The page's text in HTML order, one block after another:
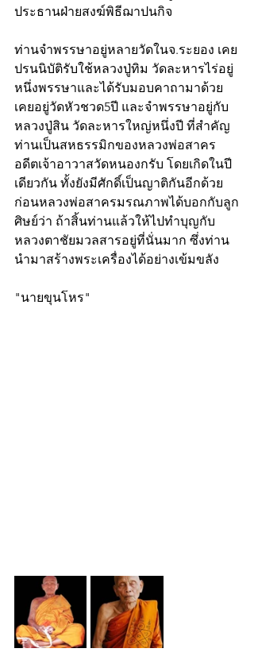
ประธานฝ่ายสงฆ์พิธีฌาปนกิจ
ท่านจำพรรษาอยู่หลายวัดในจ.ระยอง เคย
ปรนนิบัติรับใช้หลวงปู่ทิม วัดละหารไร่อยู่
หนึ่งพรรษาและได้รับมอบคาถามาด้วย
เคยอยู่วัดหัวชวด5ปี และจำพรรษาอยู่กับ
หลวงปู่สิน วัดละหารใหญ่หนึ่งปี ที่สำคัญ
ท่านเป็นสหธรรมิกของหลวงพ่อสาคร
อดีตเจ้าอาวาสวัดหนองกรับ โดยเกิดในปี
เดียวกัน ทั้งยังมีศักดิ์เป็นญาติกันอีกด้วย
ก่อนหลวงพ่อสาครมรณภาพได้บอกกับลูก
ศิษย์ว่า ถ้าสิ้นท่านแล้วให้ไปทำบุญกับ
หลวงตาชัยมวลสารอยู่ที่นั่นมาก ซึ่งท่าน
นำมาสร้างพระเครื่องได้อย่างเข้มขลัง
"นายขุนโหร"